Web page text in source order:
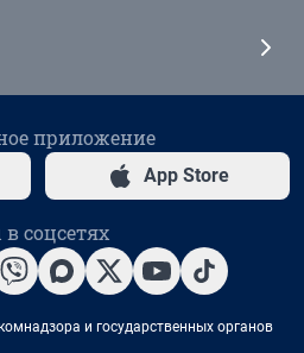
приложение
App Store
соцсетях
и государственных органов